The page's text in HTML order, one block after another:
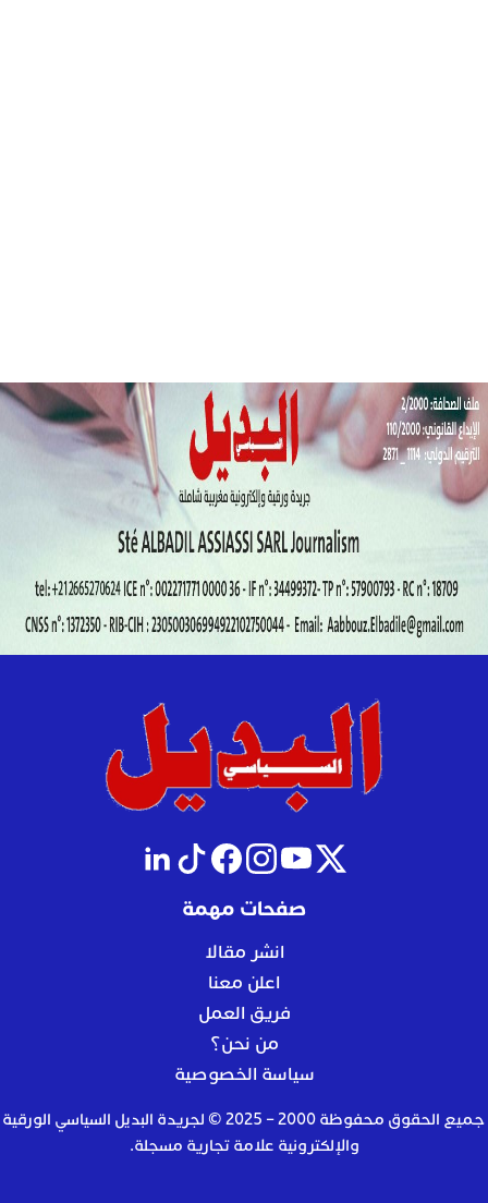
صفحات مهمة
انشر مقالا
اعلن معنا
فريق العمل
من نحن؟
سياسة الخصوصية
جميع الحقوق محفوظة 2000 – 2025 © لجريدة البديل السياسي الورقية
والإلكترونية علامة تجارية مسجلة.